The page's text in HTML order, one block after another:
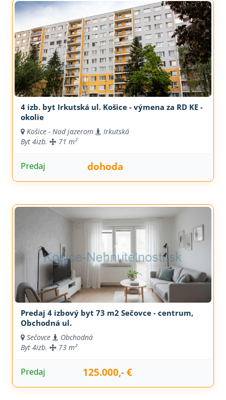
4 izb. byt Irkutská ul. Košice - výmena za RD KE -
okolie
Košice - Nad jazerom
Irkutská
Byt 4izb. 71 m²
Predaj dohoda
Predaj 4 izbový byt 73 m2 Sečovce - centrum,
Obchodná ul.
Sečovce
Obchodná
Byt 4izb. 73 m²
Predaj 125.000,- €